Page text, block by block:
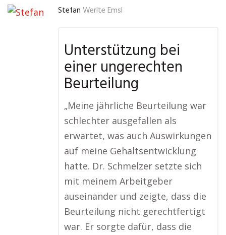
Stefan Werlte Emsl
Unterstützung bei
einer ungerechten
Beurteilung
„Meine jährliche Beurteilung war
schlechter ausgefallen als
erwartet, was auch Auswirkungen
auf meine Gehaltsentwicklung
hatte. Dr. Schmelzer setzte sich
mit meinem Arbeitgeber
auseinander und zeigte, dass die
Beurteilung nicht gerechtfertigt
war. Er sorgte dafür, dass die